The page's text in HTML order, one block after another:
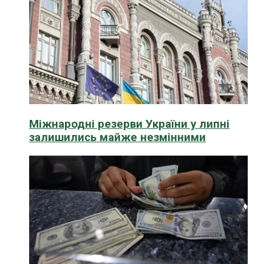
Міжнародні резерви України у липні
залишились майже незмінними